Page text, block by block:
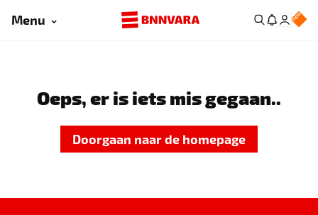
Menu
Oeps, er is iets mis gegaan..
Doorgaan naar de homepage